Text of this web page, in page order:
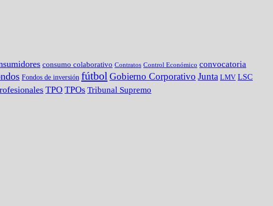
consumo colaborativo Contratos Control Económico convocatoria
Fondos de inversión fútbolGobierno Corporativo Junta LMV LSC
TPO TPOs Tribunal Supremo